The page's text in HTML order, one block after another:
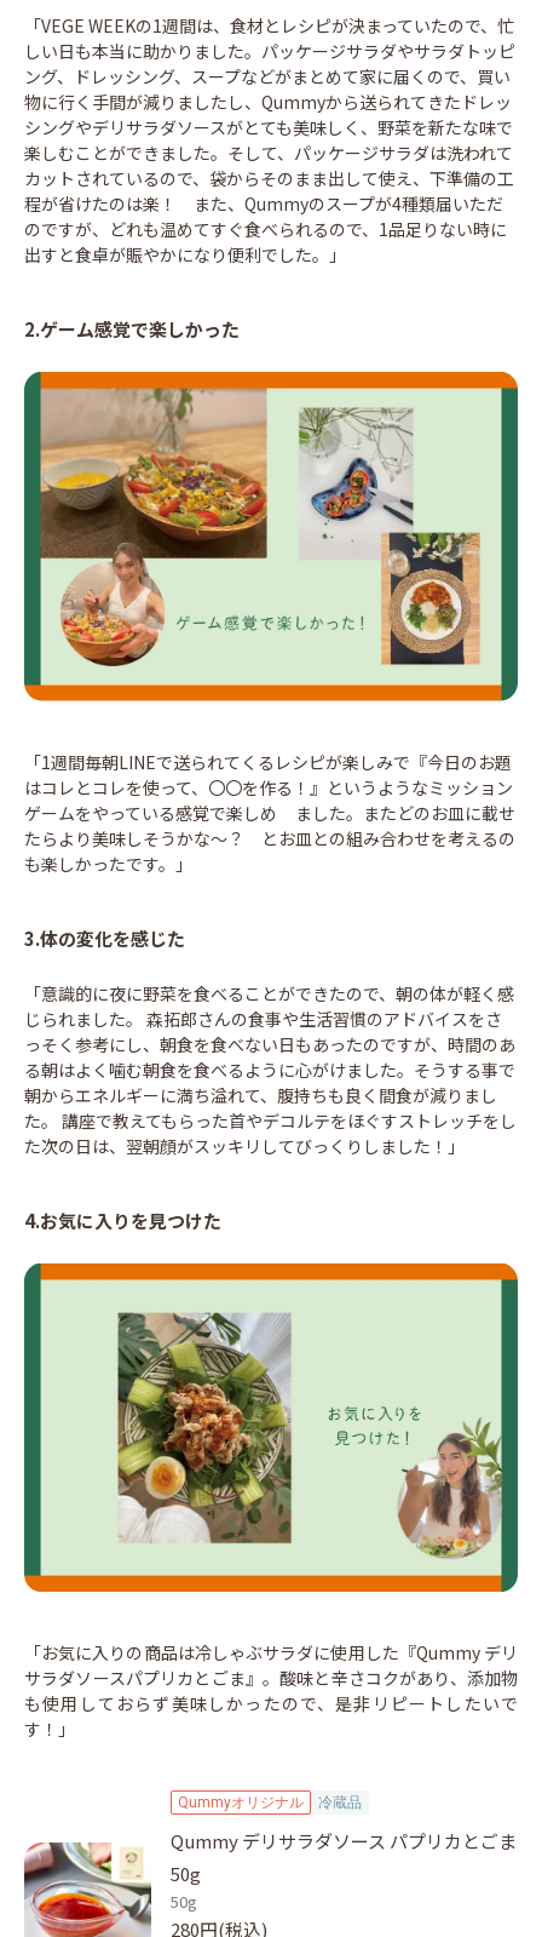
「VEGE WEEKの1週間は、食材とレシピが決まっていたので、忙
しい日も本当に助かりました。パッケージサラダやサラダトッピ
ング、ドレッシング、スープなどがまとめて家に届くので、買い
物に行く手間が減りましたし、Qummyから送られてきたドレッ
シングやデリサラダソースがとても美味しく、野菜を新たな味で
楽しむことができました。そして、パッケージサラダは洗われて
カットされているので、袋からそのまま出して使え、下準備の工
程が省けたのは楽！ また、Qummyのスープが4種類届いただ
のですが、どれも温めてすぐ食べられるので、1品足りない時に
出すと食卓が賑やかになり便利でした。」
2.ゲーム感覚で楽しかった
「1週間毎朝LINEで送られてくるレシピが楽しみで『今日のお題
はコレとコレを使って、〇〇を作る！』というようなミッション
ゲームをやっている感覚で楽しめ ました。またどのお皿に載せ
たらより美味しそうかな〜？ とお皿との組み合わせを考えるの
も楽しかったです。」
3.体の変化を感じた
「意識的に夜に野菜を食べることができたので、朝の体が軽く感
じられました。 森拓郎さんの食事や生活習慣のアドバイスをさ
っそく参考にし、朝食を食べない日もあったのですが、時間のあ
る朝はよく噛む朝食を食べるように心がけました。そうする事で
朝からエネルギーに満ち溢れて、腹持ちも良く間食が減りまし
た。 講座で教えてもらった首やデコルテをほぐすストレッチをし
た次の日は、翌朝顔がスッキリしてびっくりしました！」
4.お気に入りを見つけた
「お気に入りの商品は冷しゃぶサラダに使用した『Qummy デリ
サラダソースパプリカとごま』。酸味と辛さコクがあり、添加物
も使用しておらず美味しかったので、是非リピートしたいで
す！」
Qummyオリジナル 冷蔵品
Qummy デリサラダソース パプリカとごま
50g
50g
280円(税込)